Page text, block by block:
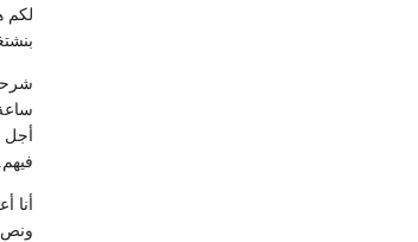
لكم
أجل
أنا